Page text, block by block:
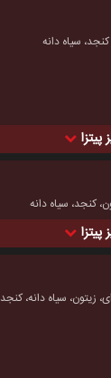
سیاه دانه
پیتزا
کنجد، سیاه دانه
پیتزا
زیتون، سیاه دانه، کنجد